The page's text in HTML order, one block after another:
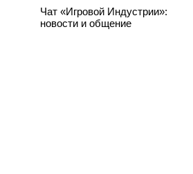
Чат «Игровой Индустрии»:
новости и общение